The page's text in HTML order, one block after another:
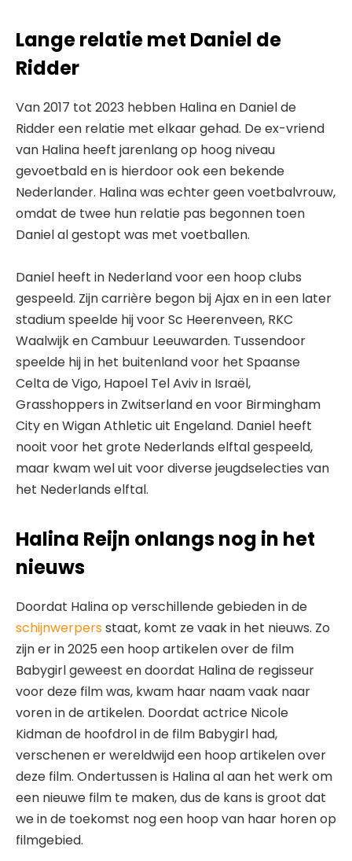
Lange relatie met Daniel de
Ridder
Van 2017 tot 2023 hebben Halina en Daniel de
Ridder een relatie met elkaar gehad. De ex-vriend
van Halina heeft jarenlang op hoog niveau
gevoetbald en is hierdoor ook een bekende
Nederlander. Halina was echter geen voetbalvrouw,
omdat de twee hun relatie pas begonnen toen
Daniel al gestopt was met voetballen.
Daniel heeft in Nederland voor een hoop clubs
gespeeld. Zijn carrière begon bij Ajax en in een later
stadium speelde hij voor Sc Heerenveen, RKC
Waalwijk en Cambuur Leeuwarden. Tussendoor
speelde hij in het buitenland voor het Spaanse
Celta de Vigo, Hapoel Tel Aviv in Israël,
Grasshoppers in Zwitserland en voor Birmingham
City en Wigan Athletic uit Engeland. Daniel heeft
nooit voor het grote Nederlands elftal gespeeld,
maar kwam wel uit voor diverse jeugdselecties van
het Nederlands elftal.
Halina Reijn onlangs nog in het
nieuws
Doordat Halina op verschillende gebieden in de
schijnwerpersstaat, komt ze vaak in het nieuws. Zo
zijn er in 2025 een hoop artikelen over de film
Babygirl geweest en doordat Halina de regisseur
voor deze film was, kwam haar naam vaak naar
voren in de artikelen. Doordat actrice Nicole
Kidman de hoofdrol in de film Babygirl had,
verschenen er wereldwijd een hoop artikelen over
deze film. Ondertussen is Halina al aan het werk om
een nieuwe film te maken, dus de kans is groot dat
we in de toekomst nog een hoop van haar horen op
filmgebied.